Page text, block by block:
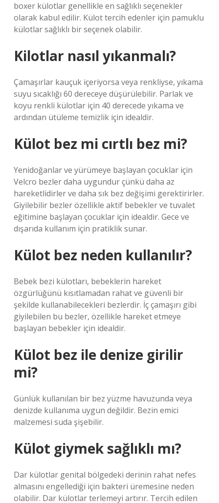
boxer külotlar genellikle en sağlıklı seçenekler
olarak kabul edilir. Külot tercih edenler için pamuklu
külotlar sağlıklı bir seçenek olabilir.
Kilotlar nasıl yıkanmalı?
Çamaşırlar kauçuk içeriyorsa veya renkliyse, yıkama
suyu sıcaklığı 60 dereceye düşürülebilir. Parlak ve
koyu renkli külotlar için 40 derecede yıkama ve
ardından ütüleme temizlik için idealdir.
Külot bez mi cırtlı bez mi?
Yenidoğanlar ve yürümeye başlayan çocuklar için
Velcro bezler daha uygundur çünkü daha az
hareketlidirler ve daha sık bez değişimi gerektirirler.
Giyilebilir bezler özellikle aktif bebekler ve tuvalet
eğitimine başlayan çocuklar için idealdir. Gece ve
dışarıda kullanım için pratiklik sunar.
Külot bez neden kullanılır?
Bebek bezi külotları, bebeklerin hareket
özgürlüğünü kısıtlamadan rahat ve güvenli bir
şekilde kullanabilecekleri bezlerdir. İç çamaşırı gibi
giyilebilen bu bezler, özellikle hareket etmeye
başlayan bebekler için idealdir.
Külot bez ile denize girilir
mi?
Günlük kullanılan bir bez yüzme havuzunda veya
denizde kullanıma uygun değildir. Bezin emici
malzemesi suda şişebilir.
Külot giymek sağlıklı mı?
Dar külotlar genital bölgedeki derinin rahat nefes
almasını engellediği için bakteri üremesine neden
olabilir. Dar külotlar terlemeyi artırır. Tercih edilen